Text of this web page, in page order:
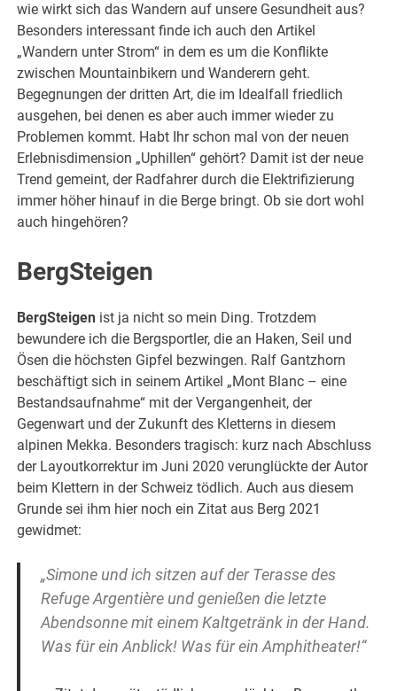
wie wirkt sich das Wandern auf unsere Gesundheit aus?
Besonders interessant finde ich auch den Artikel
„Wandern unter Strom“ in dem es um die Konflikte
zwischen Mountainbikern und Wanderern geht.
Begegnungen der dritten Art, die im Idealfall friedlich
ausgehen, bei denen es aber auch immer wieder zu
Problemen kommt. Habt Ihr schon mal von der neuen
Erlebnisdimension „Uphillen“ gehört? Damit ist der neue
Trend gemeint, der Radfahrer durch die Elektrifizierung
immer höher hinauf in die Berge bringt. Ob sie dort wohl
auch hingehören?
BergSteigen
BergSteigen ist ja nicht so mein Ding. Trotzdem
bewundere ich die Bergsportler, die an Haken, Seil und
Ösen die höchsten Gipfel bezwingen. Ralf Gantzhorn
beschäftigt sich in seinem Artikel „Mont Blanc – eine
Bestandsaufnahme“ mit der Vergangenheit, der
Gegenwart und der Zukunft des Kletterns in diesem
alpinen Mekka. Besonders tragisch: kurz nach Abschluss
der Layoutkorrektur im Juni 2020 verunglückte der Autor
beim Klettern in der Schweiz tödlich. Auch aus diesem
Grunde sei ihm hier noch ein Zitat aus Berg 2021
gewidmet:
„Simone und ich sitzen auf der Terasse des
Refuge Argentière und genießen die letzte
Abendsonne mit einem Kaltgetränk in der Hand.
Was für ein Anblick! Was für ein Amphitheater!“